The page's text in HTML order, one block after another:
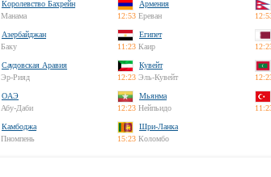
Королевство Бахрейн
Манама
Армения
12:53 Ереван
Азербайджан
Баку
Египет
11:23 Каир
Саудовская Аравия
Эр-Рияд
Кувейт
12:23 Эль-Кувейт
ОАЭ
Абу-Даби
Мьянма
12:23 Нейпьидо
Камбоджа
Пномпень
Шри-Ланка
15:23 Коломбо